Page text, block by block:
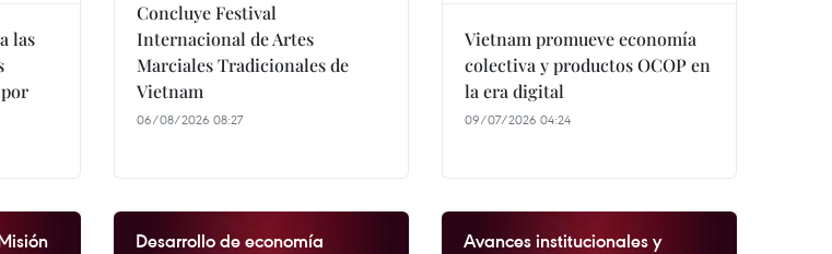
las
Concluye Festival
Internacional de Artes
Marciales Tradicionales de
Vietnam
06/08/2026 08:27
Vietnam promueve economía
colectiva y productos OCOP en
la era digital
09/07/2026 04:24
Desarrollo de economía
Avances institucionales y